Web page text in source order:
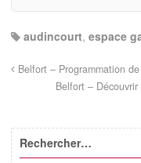
audincourt, espace
Belfort – Programmation
Belfort –
Rechercher…